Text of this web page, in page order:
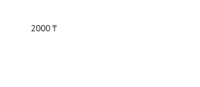
2000 ₸